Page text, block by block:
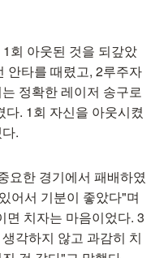
회 아웃된 것을 되갚았
안타를 때렸고, 2루주자
정확한 레이저 송구로
. 1회 자신을 아웃시켰
.
요한 경기에서 패배하였
어서 기분이 좋았다"며
면 치자는 마음이었다. 3
각하지 않고 과감히 치